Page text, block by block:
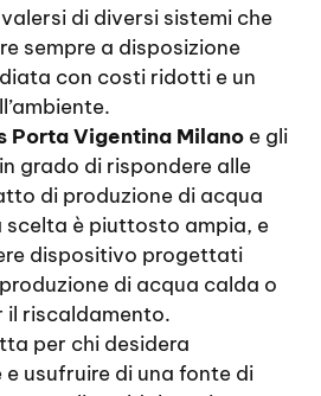
di diversi sistemi che
sempre a disposizione
con costi ridotti e un
Porta Vigentina Milano e gli
grado di rispondere alle
di produzione di acqua
è piuttosto ampia, e
dispositivo progettati
di acqua calda o
il riscaldamento.
per chi desidera
usufruire di una fonte di